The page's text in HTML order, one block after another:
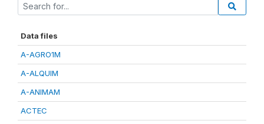
Data files
A-AGRO1M
A-ALQUIM
A-ANIMAM
ACTEC